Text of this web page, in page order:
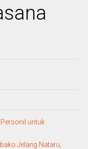
untuk
Jelang Nataru,